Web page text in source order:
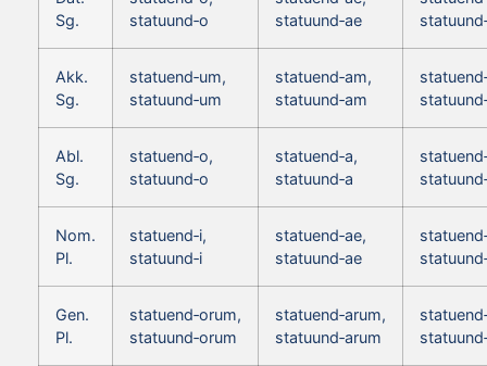
Sg.
statuund‑o
statuund‑ae
Akk.
Sg.
statuend‑um,
statuund‑um
statuend‑am,
statuund‑am
Abl.
Sg.
statuend‑o,
statuund‑o
statuend‑a,
statuund‑a
Nom.
Pl.
statuend‑i,
statuund‑i
statuend‑ae,
statuund‑ae
Gen.
Pl.
statuend‑orum,
statuund‑orum
statuend‑arum,
statuund‑arum